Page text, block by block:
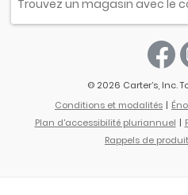
© 2026 Carter’s, Inc.
Conditions et modalités
Plan d'accessibilité pluriannuel
Rappels de produit